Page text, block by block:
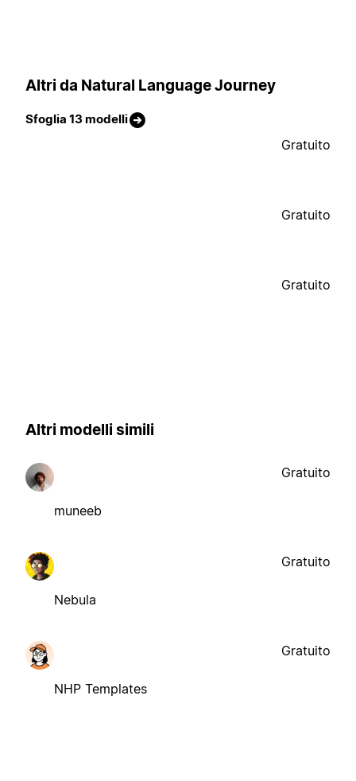
Altri da Natural Language Journey
Sfoglia 13 modelli
Gratuito
Gratuito
Gratuito
Altri modelli simili
muneeb
Gratuito
Nebula
Gratuito
NHP Templates
Gratuito